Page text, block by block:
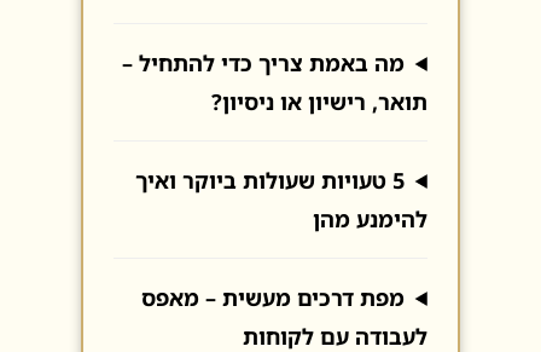
מה באמת צריך כדי להתחיל –
תואר, רישיון או ניסיון?
5 טעויות שעולות ביוקר ואיך
להימנע מהן
מפת דרכים מעשית – מאפס
לעבודה עם לקוחות